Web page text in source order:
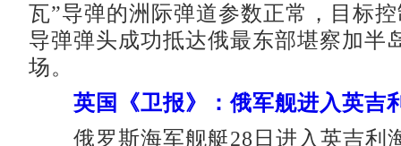
瓦”导弹的洲际弹道参数正常，目标
导弹弹头成功抵达俄最东部堪察加半
场。
英国《卫报》：俄军舰进入英吉
俄罗斯海军舰艇28日进入英吉利